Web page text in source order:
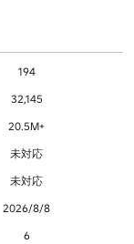
194
32,145
20.5M+
未対応
未対応
2026/8/8
6